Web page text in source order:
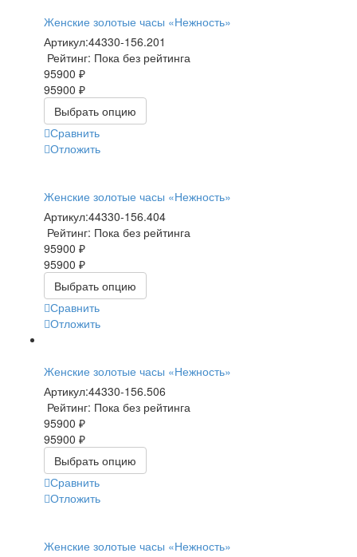
Женские золотые часы «Нежность»
Артикул:44330-156.201
Рейтинг: Пока без рейтинга
95900 ₽
95900 ₽
Выбрать опцию
Сравнить
Отложить
Женские золотые часы «Нежность»
Артикул:44330-156.404
Рейтинг: Пока без рейтинга
95900 ₽
95900 ₽
Выбрать опцию
Сравнить
Отложить
Женские золотые часы «Нежность»
Артикул:44330-156.506
Рейтинг: Пока без рейтинга
95900 ₽
95900 ₽
Выбрать опцию
Сравнить
Отложить
Женские золотые часы «Нежность»